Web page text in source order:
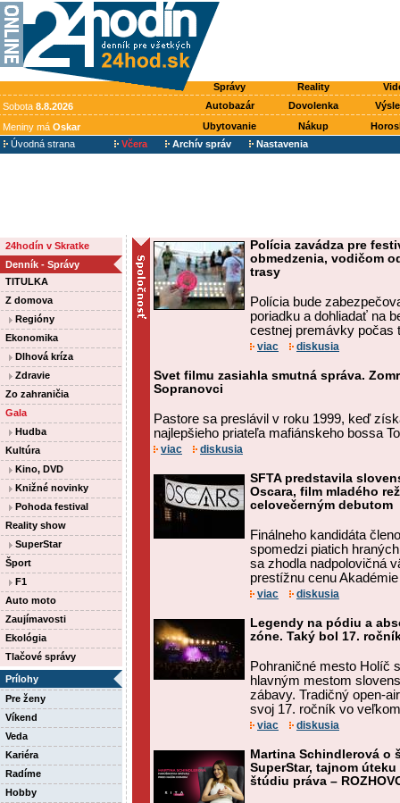
Správy Reality
Sobota 8.8.2026 Autobazár Dovolenka
Meniny má Oskar Ubytovanie Nákup
Úvodná strana
Včera Archív správ Nastavenia
24hodín v Skratke
Denník - Správy
TITULKA
Z domova
Regióny
Ekonomika
Dlhová kríza
Zdravie
Zo zahraničia
Gala
Hudba
Kultúra
Kino, DVD
Knižné novinky
Pohoda festival
Reality show
SuperStar
Šport
F1
Auto moto
Zaujímavosti
Ekológia
Tlačové správy
Prílohy
Pre ženy
Víkend
Veda
Kariéra
Radíme
Hobby
Polícia zavádza pre
obmedzenia, vodičom
trasy
Polícia bude
poriadku a dohliadať na
cestnej premávky počas
viac diskusia
Svet filmu zasiahla smutná správa.
Sopranovci
Pastore sa preslávil v roku 1999, keď
najlepšieho priateľa mafiánskeho bossa
viac diskusia
SFTA predstavila
Oscara, film mladého
celovečerným debutom
Finálneho kandidáta
spomedzi piatich
sa zhodla nadpolovičná
prestížnu cenu
viac diskusia
Legendy na pódiu a
zóne. Taký bol 17.
Pohraničné mesto Holíč
hlavným mestom
zábavy. Tradičný open-
svoj 17. ročník vo
viac diskusia
Martina Schindlerová o
SuperStar, tajnom
štúdiu práva –